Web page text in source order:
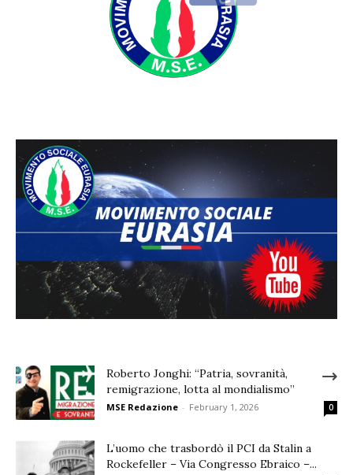
Roberto Jonghi: “Patria, sovranità,
remigrazione, lotta al mondialismo”
MSE Redazione - February 1, 2026 0
L’uomo che trasbordò il PCI da Stalin a
Rockefeller – Via Congresso Ebraico –...